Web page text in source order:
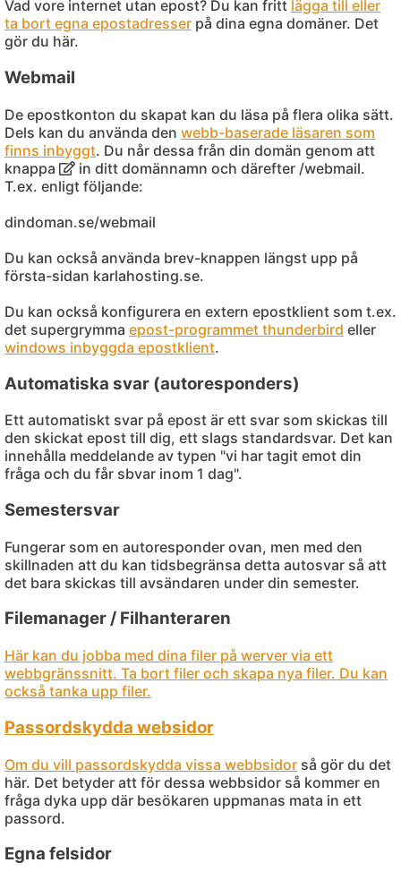
Vad vore internet utan epost? Du kan fritt lägga till eller
ta bort egna epostadresser på dina egna domäner. Det
gör du här.
Webmail
De epostkonton du skapat kan du läsa på flera olika sätt.
Dels kan du använda den webb-baserade läsaren som
finns inbyggt. Du når dessa från din domän genom att
knappa
in ditt domännamn och därefter /webmail.
T.ex. enligt följande:
dindoman.se/webmail
Du kan också använda brev-knappen längst upp på
första-sidan karlahosting.se.
Du kan också konfigurera en extern epostklient som t.ex.
det supergrymma epost-programmet thunderbird eller
windows inbyggda epostklient.
Automatiska svar (autoresponders)
Ett automatiskt svar på epost är ett svar som skickas till
den skickat epost till dig, ett slags standardsvar. Det kan
innehålla meddelande av typen "vi har tagit emot din
fråga och du får sbvar inom 1 dag".
Semestersvar
Fungerar som en autoresponder ovan, men med den
skillnaden att du kan tidsbegränsa detta autosvar så att
det bara skickas till avsändaren under din semester.
Filemanager / Filhanteraren
Här kan du jobba med dina filer på werver via ett
webbgränssnitt. Ta bort filer och skapa nya filer. Du kan
också tanka upp filer.
Passordskydda websidor
Om du vill passordskydda vissa webbsidor så gör du det
här. Det betyder att för dessa webbsidor så kommer en
fråga dyka upp där besökaren uppmanas mata in ett
passord.
Egna felsidor